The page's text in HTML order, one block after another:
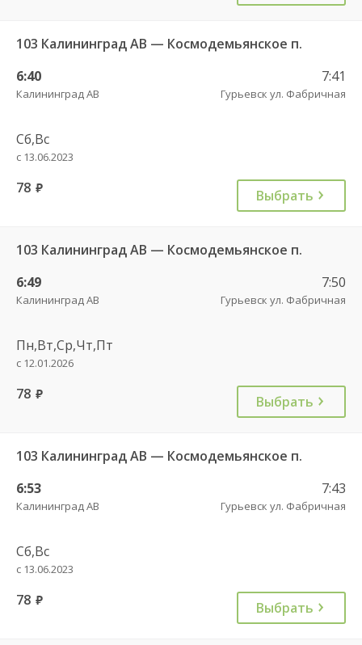
103 Калининград АВ — Космодемьянское п.
6:40
Калининград АВ
7:41
Гурьевск ул. Фабричная
Сб,Вс
с 13.06.2023
78 руб. Выбрать
103 Калининград АВ — Космодемьянское п.
6:49
Калининград АВ
7:50
Гурьевск ул. Фабричная
Пн,Вт,Ср,Чт,Пт
с 12.01.2026
78 руб. Выбрать
103 Калининград АВ — Космодемьянское п.
6:53
Калининград АВ
7:43
Гурьевск ул. Фабричная
Сб,Вс
с 13.06.2023
78 руб. Выбрать